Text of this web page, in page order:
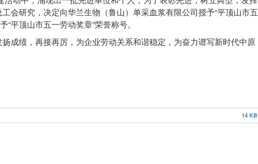
会研究，决定向华兰生物（鲁山）单采血浆有限公司授予“平顶山市五
平顶山市五一劳动奖章”荣誉称号。
成绩，再接再厉，为企业劳动关系和谐稳定，为奋力谱写新时代中原
14 KB